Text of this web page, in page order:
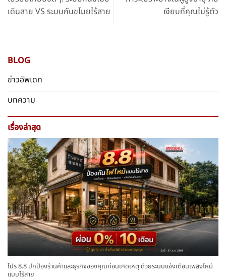
เดินสาย VS ระบบกันขโมยไร้สาย
เงียบที่คุณไม่รู้ตัว
BLOG
ข่าวอัพเดท
บทความ
เรื่องล่าสุด
โปร 8.8 ปกป้องร้านค้าและธุรกิจของคุณก่อนเกิดเหตุ ด้วยระบบแจ้งเตือนเพลิงไหม้
แบบไร้สาย